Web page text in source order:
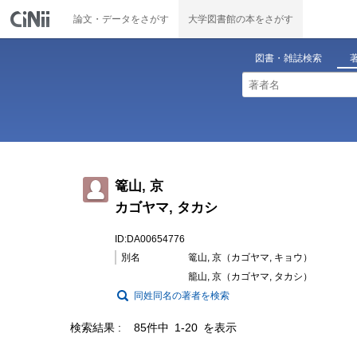
論文・データをさがす 大学図書館の本をさがす
図書・雑誌検索
篭山, 京
カゴヤマ, タカシ
ID:DA00654776
別名
篭山, 京（カゴヤマ, キョウ）
籠山, 京（カゴヤマ, タカシ）
同姓同名の著者を検索
検索結果 85件中 1-20 を表示